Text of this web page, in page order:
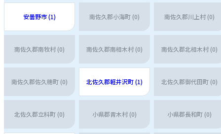
安曇野市 (1) 南佐久郡小海町 (0) 南佐久郡川上村 (0)
南佐久郡南牧村 (0) 南佐久郡南相木村 (0) 南佐久郡北相木村 (0)
南佐久郡佐久穂町 (0) 北佐久郡軽井沢町 (1) 北佐久郡御代田町 (0)
北佐久郡立科町 (0) 小県郡青木村 (0) 小県郡長和町 (0)